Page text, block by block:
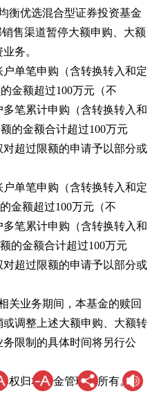
衡优选混合型证券投资基金
销售渠道暂停大额申购、大额
务。
单笔申购（含转换转入和定
金额超过100万元（不
笔累计申购（含转换转入和
的金额合计超过100万元
对超过限额的申请予以部分或
单笔申购（含转换转入和定
金额超过100万元（不
笔累计申购（含转换转入和
的金额合计超过100万元
对超过限额的申请予以部分或
业务期间，本基金的赎回
调整上述大额申购、大额转
限制的具体时间将另行公
归本基金管理人所有。